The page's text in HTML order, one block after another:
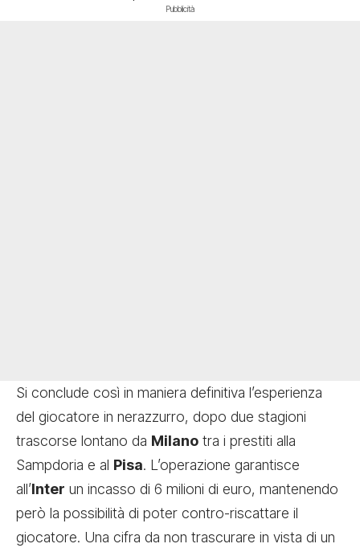
Pubblicità
Si conclude così in maniera definitiva l’esperienza
del giocatore in nerazzurro, dopo due stagioni
trascorse lontano da Milano tra i prestiti alla
Sampdoria e al Pisa. L’operazione garantisce
all’Inter un incasso di 6 milioni di euro, mantenendo
però la possibilità di poter contro-riscattare il
giocatore. Una cifra da non trascurare in vista di un